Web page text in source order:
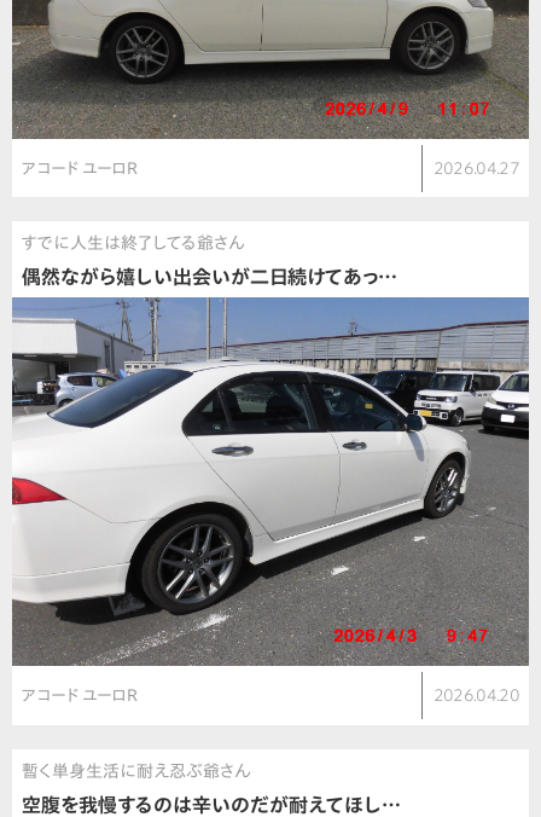
アコード ユーロR 2026.04.27
すでに人生は終了してる爺さん
偶然ながら嬉しい出会いが二日続けてあっ…
アコード ユーロR 2026.04.20
暫く単身生活に耐え忍ぶ爺さん
空腹を我慢するのは辛いのだが耐えてほし…